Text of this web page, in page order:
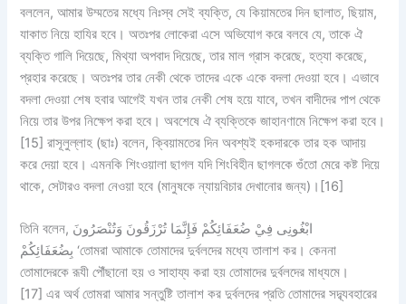
বললেন, আমার উম্মতের মধ্যে নিঃস্ব সেই ব্যক্তি, যে কিয়ামতের দিন ছালাত, ছিয়াম,
যাকাত নিয়ে হাযির হবে। অতঃপর লোকেরা এসে অভিযোগ করে বলবে যে, তাকে ঐ
ব্যক্তি গালি দিয়েছে, মিথ্যা অপবাদ দিয়েছে, তার মাল গ্রাস করেছে, হত্যা করেছে,
প্রহার করেছে। অতঃপর তার নেকী থেকে তাদের একে একে বদলা দেওয়া হবে। এভাবে
বদলা দেওয়া শেষ হবার আগেই যখন তার নেকী শেষ হয়ে যাবে, তখন বাদীদের পাপ থেকে
নিয়ে তার উপর নিক্ষেপ করা হবে। অবশেষে ঐ ব্যক্তিকে জাহানণামে নিক্ষেপ করা হবে।
[15] রাসূলুল্লাহ (ছাঃ) বলেন, ক্বিয়ামতের দিন অবশ্যই হকদারকে তার হক আদায়
করে দেয়া হবে। এমনকি শিংওয়ালা ছাগল যদি শিংবিহীন ছাগলকে গুঁতো মেরে কষ্ট দিয়ে
থাকে, সেটারও বদলা নেওয়া হবে (মানুষকে ন্যায়বিচার দেখানোর জন্য)।[16]
তিনি বলেন, ابْغُونِى فِيْ ضُعَفَائِكُمْ فَإِنَّمَا تُرْزَقُونَ وَتُنْصَرُونَ
بِضُعَفَائِكُمْ ‘তোমরা আমাকে তোমাদের দুর্বলদের মধ্যে তালাশ কর। কেননা
তোমাদেরকে রূযী পৌঁছানো হয় ও সাহায্য করা হয় তোমাদের দুর্বলদের মাধ্যমে।
[17] এর অর্থ তোমরা আমার সন্তুষ্টি তালাশ কর দুর্বলদের প্রতি তোমাদের সদ্ব্যবহারের